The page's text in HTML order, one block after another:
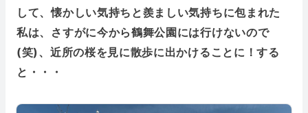
して、懐かしい気持ちと羨ましい気持ちに包まれた
私は、さすがに今から鶴舞公園には行けないので
(笑)、近所の桜を見に散歩に出かけることに！する
と・・・